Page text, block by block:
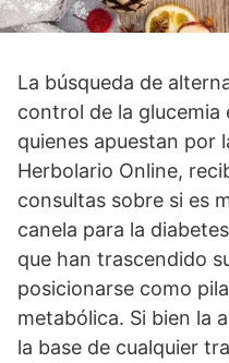
La búsqueda de
control de la
quienes apuestan por
Herbolario Online,
consultas sobre si es
canela para la
que han trascendido
posicionarse como
metabólica. Si bien la
la base de cualquier